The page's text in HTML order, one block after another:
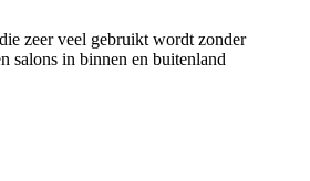
zeer veel gebruikt wordt zonder
salons in binnen en buitenland